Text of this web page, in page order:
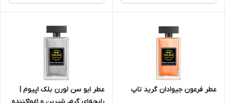
عطر فرعون جیوادان گرید تاپ
عطر ایو سن لورن بلک اپیوم |